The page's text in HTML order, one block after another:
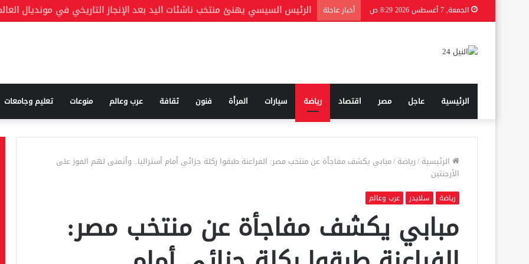
الجمعة, 7 أغسطس 2026 8:29 ص أخبار عاجلة
الرئيسية عاجل مصر اقتصاد رياضة سيارات المرأة فنون ثقافة عرب وعالم منوعات تعليم وجامعات
الرئيسية/رياضة/مبابي يكشف مفاجأة عن منتخب مصر: الفراعنة طبقوا ركلة جزائي أمام أستراليا.. وأتمنى لهم الفوز على
الأرجنتين
رياضة سلايدر عرب وعالم
مبابي يكشف مفاجأة عن منتخب مصر: